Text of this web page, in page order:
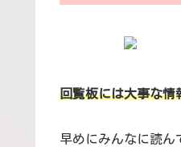
回覧板には大事な情
早めにみんなに読ん